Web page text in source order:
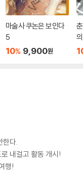
마술사 쿠논은 보인다
5
10% 9,900원
한다.
내걸고 활동 개시!
행!